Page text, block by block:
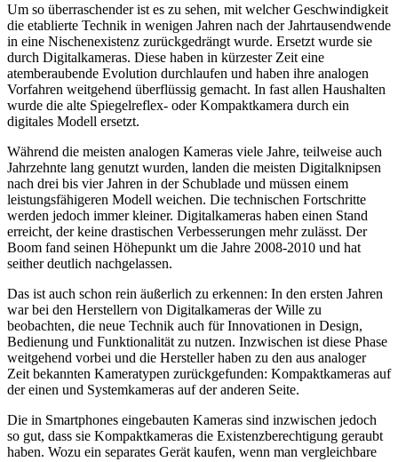
Um so überraschender ist es zu sehen, mit welcher Geschwindigkeit
die etablierte Technik in wenigen Jahren nach der Jahrtausendwende
in eine Nischenexistenz zurückgedrängt wurde. Ersetzt wurde sie
durch Digitalkameras. Diese haben in kürzester Zeit eine
atemberaubende Evolution durchlaufen und haben ihre analogen
Vorfahren weitgehend überflüssig gemacht. In fast allen Haushalten
wurde die alte Spiegelreflex- oder Kompaktkamera durch ein
digitales Modell ersetzt.
Während die meisten analogen Kameras viele Jahre, teilweise auch
Jahrzehnte lang genutzt wurden, landen die meisten Digitalknipsen
nach drei bis vier Jahren in der Schublade und müssen einem
leistungsfähigeren Modell weichen. Die technischen Fortschritte
werden jedoch immer kleiner. Digitalkameras haben einen Stand
erreicht, der keine drastischen Verbesserungen mehr zulässt. Der
Boom fand seinen Höhepunkt um die Jahre 2008-2010 und hat
seither deutlich nachgelassen.
Das ist auch schon rein äußerlich zu erkennen: In den ersten Jahren
war bei den Herstellern von Digitalkameras der Wille zu
beobachten, die neue Technik auch für Innovationen in Design,
Bedienung und Funktionalität zu nutzen. Inzwischen ist diese Phase
weitgehend vorbei und die Hersteller haben zu den aus analoger
Zeit bekannten Kameratypen zurückgefunden: Kompaktkameras auf
der einen und Systemkameras auf der anderen Seite.
Die in Smartphones eingebauten Kameras sind inzwischen jedoch
so gut, dass sie Kompaktkameras die Existenzberechtigung geraubt
haben. Wozu ein separates Gerät kaufen, wenn man vergleichbare